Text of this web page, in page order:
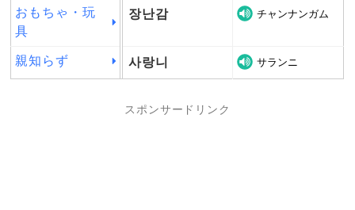
おもちゃ・玩
具
장난감 チャンナンガム
親知らず 사랑니 サランニ
スポンサードリンク